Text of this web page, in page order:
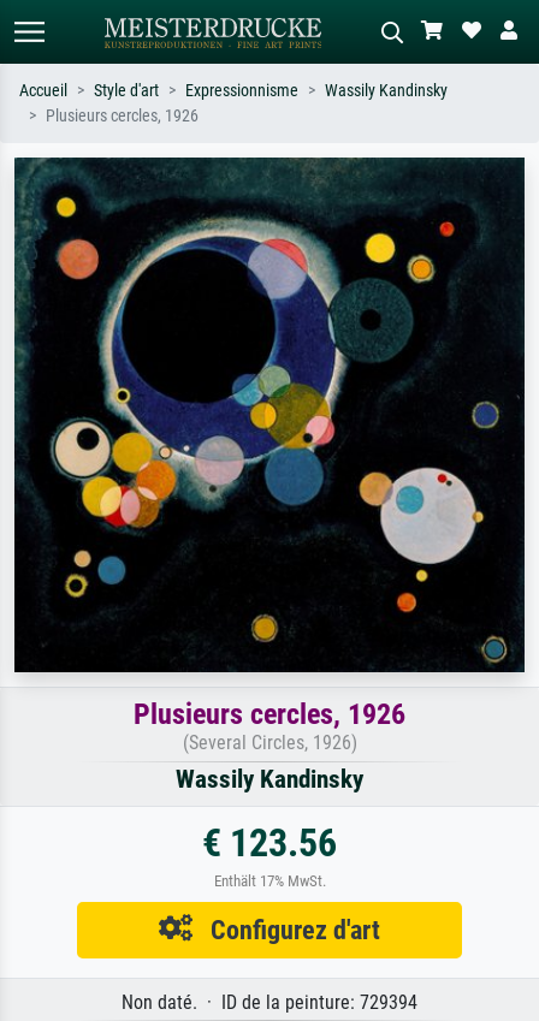
Recherchez par artiste, titre ou style –
ex. Monet, Nuit étoilée,
impressionnisme, vague de Hokusai,
nu.
Décrivez la scène – ex. prairie verte,
abstrait avec beaucoup de rouge,
tableau sombre, nu debout près d'un
arbre.
Accueil Style d'art Expressionnisme
Wassily Kandinsky
Plusieurs cercles, 1926
Plusieurs cercles, 1926
(Several Circles, 1926)
Wassily Kandinsky
€ 123.56
Enthält 17% MwSt.
Configurez d'art
Non daté. · ID de la peinture: 729394